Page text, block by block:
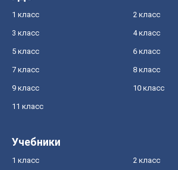
1 класс 2 класс
3 класс 4 класс
5 класс 6 класс
7 класс 8 класс
9 класс 10 класс
11 класс
Учебники
1 класс 2 класс